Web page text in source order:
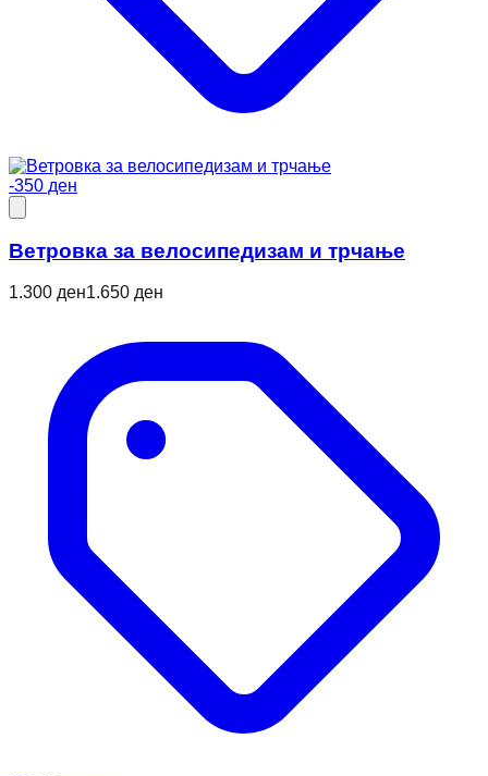
-350 ден
Ветровкa за велосипедизам и трчање
1.300 ден1.650 ден